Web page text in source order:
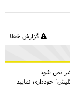
گزارش خطا
نمی شود
خودداری نمایید